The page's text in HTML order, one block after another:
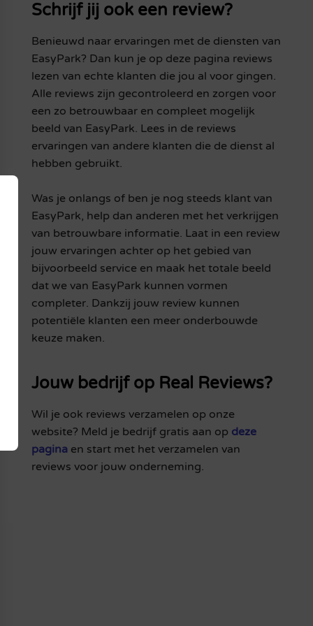
Schrijf jij ook een review?
Benieuwd naar ervaringen met de diensten van
EasyPark? Dan kun je op deze pagina reviews
lezen van echte klanten die jou al voor gingen.
Alle reviews zijn gecontroleerd en zorgen voor
een zo betrouwbaar en compleet mogelijk
beeld van EasyPark. Lees in de reviews
ervaringen van andere klanten die de dienst al
hebben gebruikt.
Was je onlangs of ben je nog steeds klant van
EasyPark, help dan anderen met het verkrijgen
van betrouwbare informatie. Laat in een review
jouw ervaringen achter op het gebied van
bijvoorbeeld service en maak het totale beeld
dat we van EasyPark kunnen vormen
completer. Dankzij jouw review kunnen
potentiële klanten een meer onderbouwde
keuze maken.
Jouw bedrijf op Real Reviews?
Wil je ook reviews verzamelen op onze
website? Meld je bedrijf gratis aan op deze
paginaen start met het verzamelen van
reviews voor jouw onderneming.